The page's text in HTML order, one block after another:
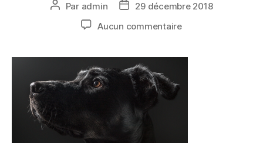
Par admin
29 décembre 2018
Aucun commentaire